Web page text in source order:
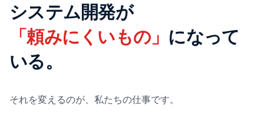
システム開発が
「頼みにくいもの」 になって
いる。
それを変えるのが、私たちの仕事です。